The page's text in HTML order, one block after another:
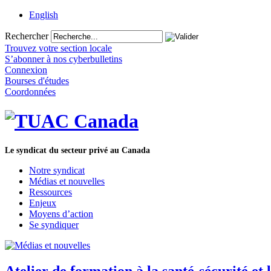
English
Rechercher
Trouvez votre section locale
S’abonner à nos cyberbulletins
Connexion
Bourses d'études
Coordonnées
Le syndicat du secteur privé au Canada
Notre syndicat
Médias et nouvelles
Ressources
Enjeux
Moyens d’action
Se syndiquer